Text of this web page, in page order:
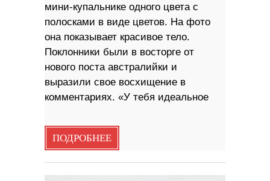
мини-купальнике одного цвета с
полосками в виде цветов. На фото
она показывает красивое тело.
Поклонники были в восторге от
нового поста австралийки и
выразили свое восхищение в
комментариях. «У тебя идеальное
ПОДРОБНЕЕ